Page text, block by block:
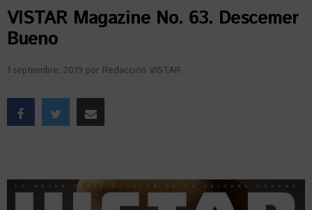
VISTAR Magazine No. 63. Descemer
Bueno
1 septiembre, 2019 por Redacción VISTAR